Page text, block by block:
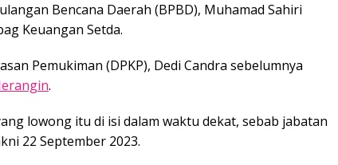
Bencana Daerah (BPBD), Muhamad Sahiri
Keuangan Setda.
Pemukiman (DPKP), Dedi Candra sebelumnya
.
lowong itu di isi dalam waktu dekat, sebab jabatan
22 September 2023.